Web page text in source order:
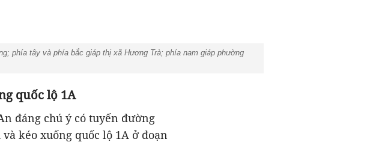
phía tây và phía bắc giáp thị xã Hương Trà; phía nam giáp phường
quốc lộ 1A
đáng chú ý có tuyến đường
kéo xuống quốc lộ 1A ở đoạn